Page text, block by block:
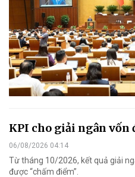
KPI cho giải ngân vốn
06/08/2026 04:14
Từ tháng 10/2026, kết quả giải
được “chấm điểm”.